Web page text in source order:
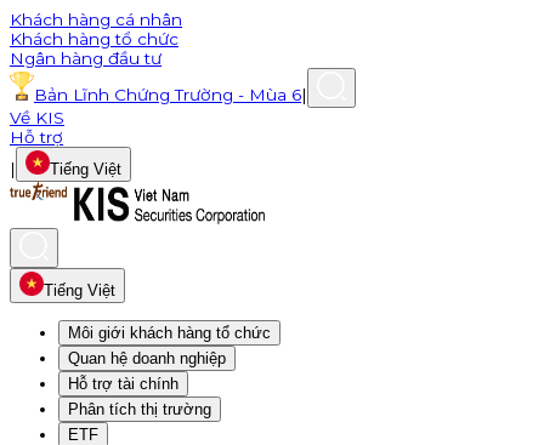
Khách hàng cá nhân
Khách hàng tổ chức
Ngân hàng đầu tư
Bản Lĩnh Chứng Trường - Mùa 6|
Về KIS
Hỗ trợ
|
Tiếng Việt
Tiếng Việt
Môi giới khách hàng tổ chức
Quan hệ doanh nghiệp
Hỗ trợ tài chính
Phân tích thị trường
ETF